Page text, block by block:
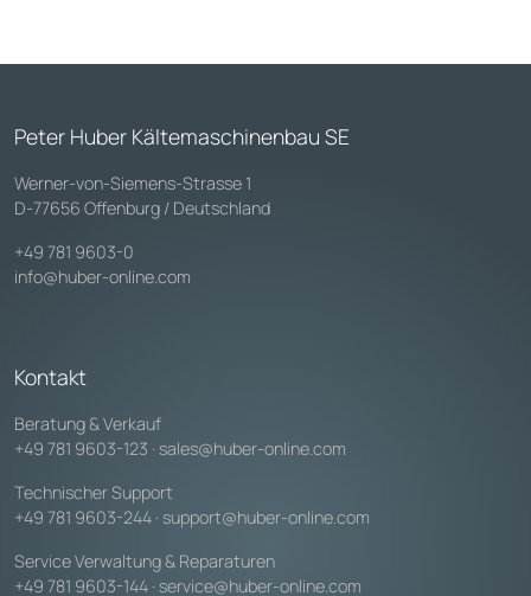
Peter Huber Kältemaschinenbau SE
Werner-von-Siemens-Strasse 1
D-77656 Offenburg / Deutschland
+49 781 9603-0
info@huber-online.com
Kontakt
Beratung & Verkauf
+49 781 9603-123 · sales@huber-online.com
Technischer Support
+49 781 9603-244 · support@huber-online.com
Service Verwaltung & Reparaturen
+49 781 9603-144 · service@huber-online.com